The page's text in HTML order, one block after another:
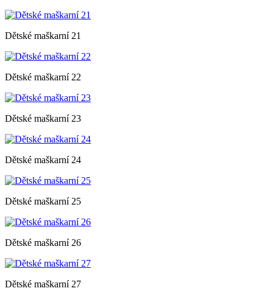
Dětské maškarní 21
Dětské maškarní 22
Dětské maškarní 23
Dětské maškarní 24
Dětské maškarní 25
Dětské maškarní 26
Dětské maškarní 27